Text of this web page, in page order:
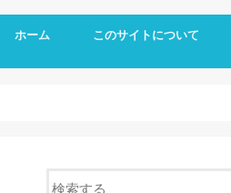
ホーム このサイトについて